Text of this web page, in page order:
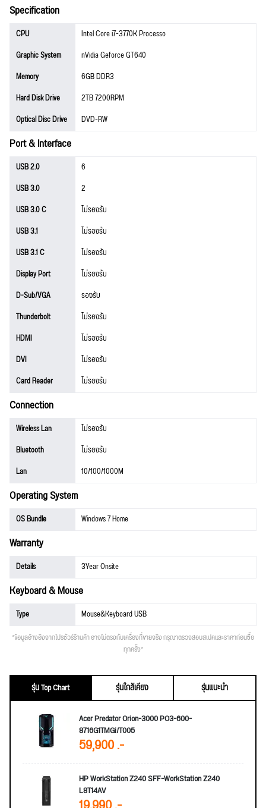
Specification
CPU
Intel Core i7-3770K Processo
Graphic System
nVidia Geforce GT640
Memory
6GB DDR3
Hard Disk Drive
2TB 7200RPM
Optical Disc Drive
DVD-RW
Port & Interface
USB 2.0
6
USB 3.0
2
USB 3.0 C
ไม่รองรับ
USB 3.1
ไม่รองรับ
USB 3.1 C
ไม่รองรับ
Display Port
ไม่รองรับ
D-Sub/VGA
รองรับ
Thunderbolt
ไม่รองรับ
HDMI
ไม่รองรับ
DVI
ไม่รองรับ
Card Reader
ไม่รองรับ
Connection
Wireless Lan
ไม่รองรับ
Bluetooth
ไม่รองรับ
Lan
10/100/1000M
Operating System
OS Bundle Windows 7 Home
Warranty
Details 3Year Onsite
Keyboard & Mouse
Type Mouse&Keyboard USB
*ข้อมูลอ้างอิงจากโปรชัวร์ร้านค้า อาจไม่ตรงกับเครื่องที่ขายจริง กรุณาตรวจสอบสเปคและราคาก่อนซื้อ
ทุกครั้ง*
รุ่น Top Chart รุ่นใกล้เคียง
รุ่นแนะนำ
Acer Predator Orion-3000 PO3-600-
8716G1TMGi/T005
59,900 .-
HP WorkStation Z240 SFF-WorkStation Z240
L8T14AV